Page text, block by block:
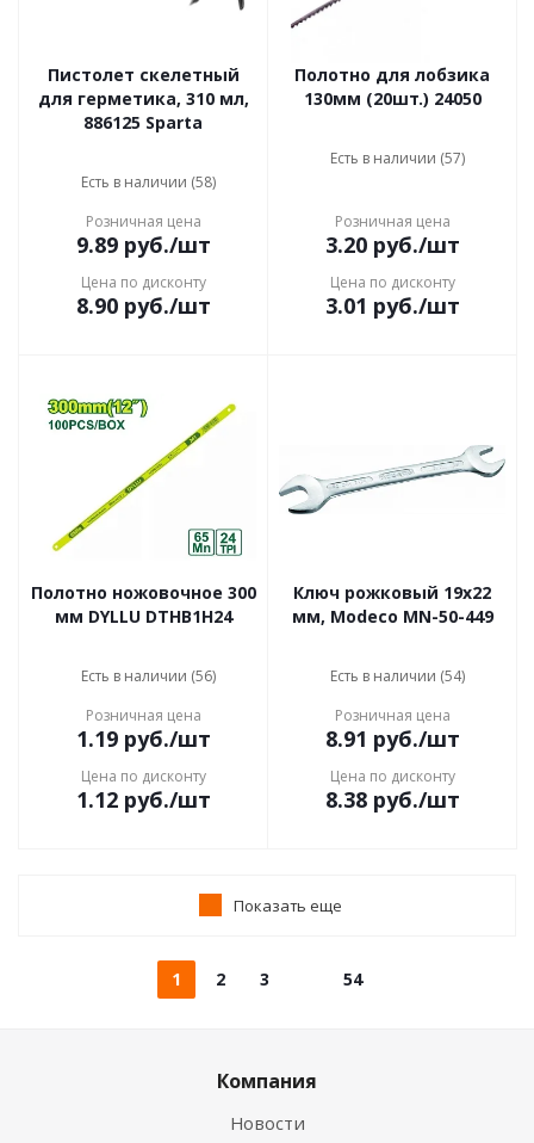
Пистолет скелетный
для герметика, 310 мл,
886125 Sparta
Есть в наличии (58)
Розничная цена
9.89руб./шт
Цена по дисконту
8.90руб./шт
Полотно для лобзика
130мм (20шт.) 24050
Есть в наличии (57)
Розничная цена
3.20руб./шт
Цена по дисконту
3.01 руб./шт
Полотно ножовочное 300
мм DYLLU DTHB1H24
Есть в наличии (56)
Розничная цена
1.19руб./шт
Цена по дисконту
1.12руб./шт
Ключ рожковый 19x22
мм, Modeco MN-50-449
Есть в наличии (54)
Розничная цена
8.91 руб./шт
Цена по дисконту
8.38руб./шт
Показать еще
1 2 3 54
Компания
Новости